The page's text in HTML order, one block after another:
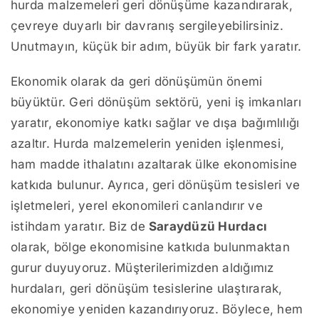
hurda malzemeleri geri dönüşüme kazandırarak,
çevreye duyarlı bir davranış sergileyebilirsiniz.
Unutmayın, küçük bir adım, büyük bir fark yaratır.
Ekonomik olarak da geri dönüşümün önemi
büyüktür. Geri dönüşüm sektörü, yeni iş imkanları
yaratır, ekonomiye katkı sağlar ve dışa bağımlılığı
azaltır. Hurda malzemelerin yeniden işlenmesi,
ham madde ithalatını azaltarak ülke ekonomisine
katkıda bulunur. Ayrıca, geri dönüşüm tesisleri ve
işletmeleri, yerel ekonomileri canlandırır ve
istihdam yaratır. Biz deSaraydüzü Hurdacı
olarak, bölge ekonomisine katkıda bulunmaktan
gurur duyuyoruz. Müşterilerimizden aldığımız
hurdaları, geri dönüşüm tesislerine ulaştırarak,
ekonomiye yeniden kazandırıyoruz. Böylece, hem